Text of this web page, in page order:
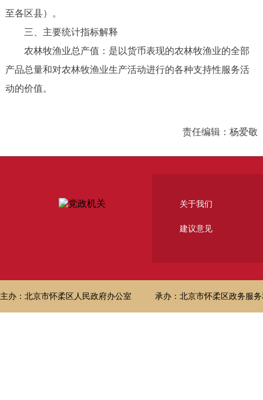
至各区县）。
三、主要统计指标解释
农林牧渔业总产值：是以货币表现的农林牧渔业的全部
产品总量和对农林牧渔业生产活动进行的各种支持性服务活
动的价值。
责任编辑：杨爱敬
关于我们
建议意见
主办：北京市怀柔区人民政府办公室 承办：北京市怀柔区政务服